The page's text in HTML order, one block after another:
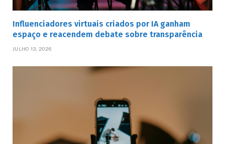
Influenciadores virtuais criados por IA ganham
espaço e reacendem debate sobre transparência
JULHO 13, 2026